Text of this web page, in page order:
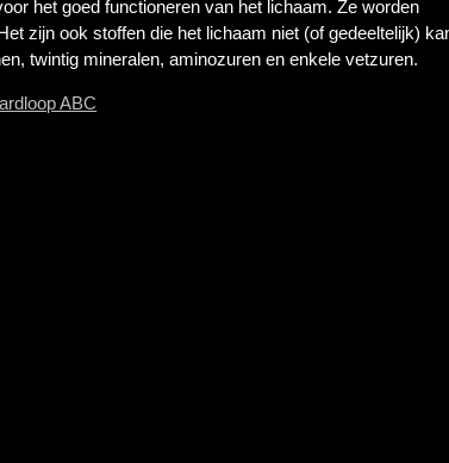
het goed functioneren van het lichaam. Ze worden
zijn ook stoffen die het lichaam niet (of gedeeltelijk)
twintig mineralen, aminozuren en enkele vetzuren.
ABC